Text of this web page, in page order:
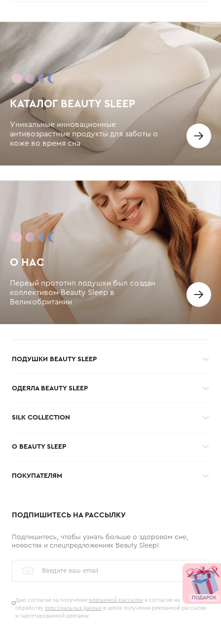
КАТАЛОГ BEAUTY SLEEP
Уникальные инновационные
антивозрастные продукты для заботы о
коже во время сна
О НАС
Первый прототип подушки был создан
коллективом Beauty Sleep в
Великобритании
ПОДУШКИ BEAUTY SLEEP
ОДЕЯЛА BEAUTY SLEEP
SILK COLLECTION
О BEAUTY SLEEP
ПОКУПАТЕЛЯМ
ПОДПИШИТЕСЬ НА РАССЫЛКУ
Подпишитесь, чтобы узнать больше о здоровом сне,
новостях и спецпредложениях Beauty Sleep!
Даю согласие на получение рекламной рассылки и согласие на
обработку персональных данныхв целях получения рекламной рассылки
и таргетированной рекламы